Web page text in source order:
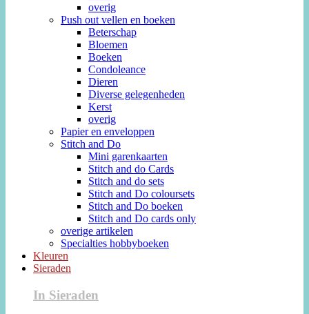
overig
Push out vellen en boeken
Beterschap
Bloemen
Boeken
Condoleance
Dieren
Diverse gelegenheden
Kerst
overig
Papier en enveloppen
Stitch and Do
Mini garenkaarten
Stitch and do Cards
Stitch and do sets
Stitch and Do coloursets
Stitch and Do boeken
Stitch and Do cards only
overige artikelen
Specialties hobbyboeken
Kleuren
Sieraden
In Sieraden